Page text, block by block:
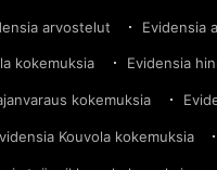
arvostelut Evidensia
kokemuksia Evidensia
kokemuksia
Kouvola kokemuksia